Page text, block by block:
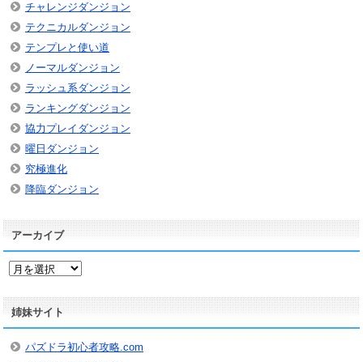
チャレンジダンジョン
テクニカルダンジョン
テンプレと使い道
ノーマルダンジョン
ラッシュ系ダンジョン
ランキングダンジョン
協力プレイダンジョン
曜日ダンジョン
究極進化
降臨ダンジョン
アーカイブ
ア
カ
イ
ブ
姉妹サイト
パズドラ初心者攻略.com